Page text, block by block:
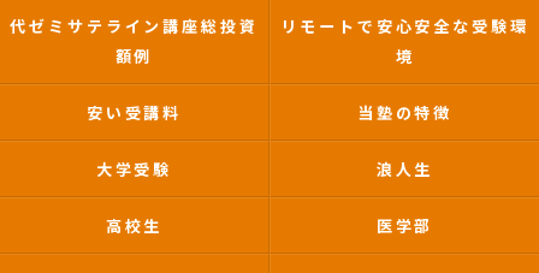
代ゼミサテライン講座総投資
額例
リモートで安心安全な受験環
境
安い受講料 当塾の特徴
大学受験 浪人生
高校生 医学部